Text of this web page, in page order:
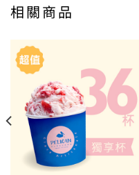
相關商品